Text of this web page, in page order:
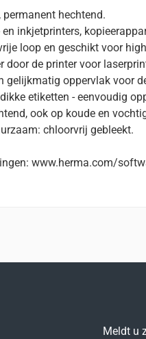
hechtend.
inkjetprinters,
loop en geschikt voor
door de printer voor
gelijkmatig oppervlak voor
etiketten - eenvoudig
ook op koude en
chloorvrij gebleekt.
www.herma.com/
Meldt u